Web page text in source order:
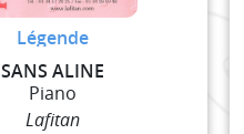
Légende
SANS ALINE
Piano
Lafitan